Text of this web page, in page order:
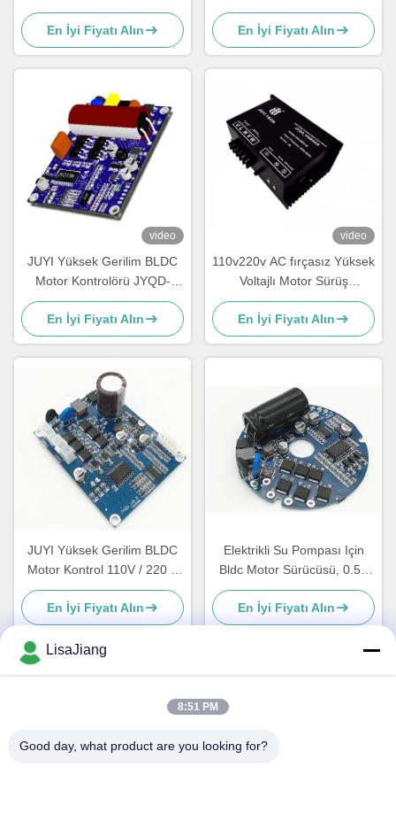
L.V Koruma PWM Frekansı
1-20KHZ
En İyi Fiyatı Alın
Sensörsüz fırçasız DC
Motor, DC Motor
Denetleyicisi
En İyi Fiyatı Alın
video
JUYI Yüksek Gerilim BLDC
Motor Kontrolörü JYQD-
V8.8B 80V-220V 1A PWM
Frekansı 1-20KHZ Görev
Döngüsü 0-100%
En İyi Fiyatı Alın
video
110v220v AC fırçasız Yüksek
Voltajlı Motor Sürüş
Kontrolörü Tam Konut, Çoklu
Koruma ile Kontrolü
Etkinleştirir 4A
En İyi Fiyatı Alın
JUYI Yüksek Gerilim BLDC
Motor Kontrol 110V / 220 V
AC Giriş 77 * 60 * 28mm
En İyi Fiyatı Alın
Elektrikli Su Pompası Için
Bldc Motor Sürücüsü, 0.5A
Fırçasız Sensörsüz
Kontrolörü
En İyi Fiyatı Alın
Adres
LisaJiang
8:51 PM
Good day, what product are you looking for?